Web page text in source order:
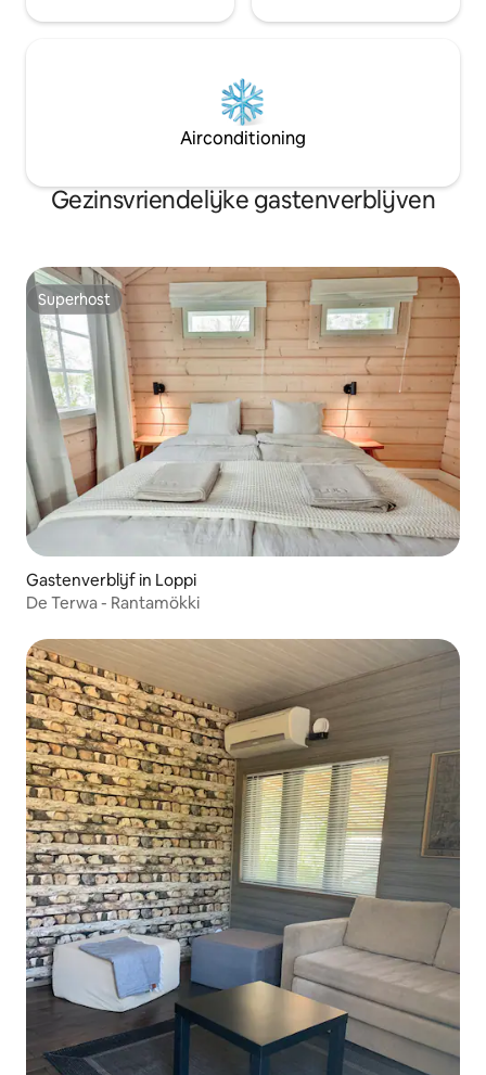
Airconditioning
Gezinsvriendelijke gastenverblijven
Superhost
Superhost
Gastenverblijf in Loppi
De Terwa - Rantamökki